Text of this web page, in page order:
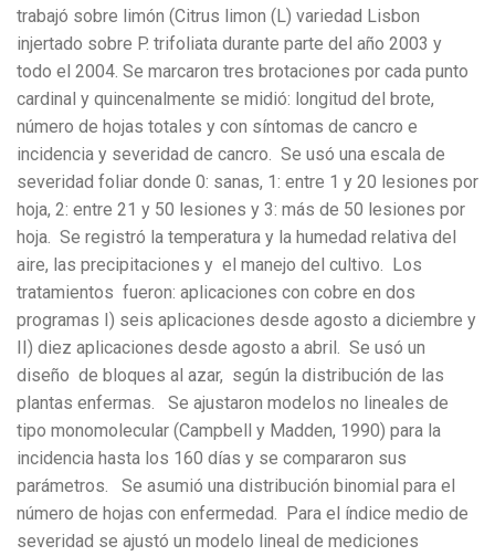
trabajó sobre limón (Citrus limon (L) variedad Lisbon
injertado sobre P. trifoliata durante parte del año 2003 y
todo el 2004. Se marcaron tres brotaciones por cada punto
cardinal y quincenalmente se midió: longitud del brote,
número de hojas totales y con síntomas de cancro e
incidencia y severidad de cancro. Se usó una escala de
severidad foliar donde 0: sanas, 1: entre 1 y 20 lesiones por
hoja, 2: entre 21 y 50 lesiones y 3: más de 50 lesiones por
hoja. Se registró la temperatura y la humedad relativa del
aire, las precipitaciones y el manejo del cultivo. Los
tratamientos fueron: aplicaciones con cobre en dos
programas I) seis aplicaciones desde agosto a diciembre y
II) diez aplicaciones desde agosto a abril. Se usó un
diseño de bloques al azar, según la distribución de las
plantas enfermas. Se ajustaron modelos no lineales de
tipo monomolecular (Campbell y Madden, 1990) para la
incidencia hasta los 160 días y se compararon sus
parámetros. Se asumió una distribución binomial para el
número de hojas con enfermedad. Para el índice medio de
severidad se ajustó un modelo lineal de mediciones